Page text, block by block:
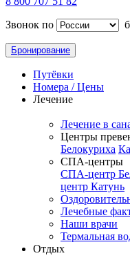
Звонок по
Бронирование
Путёвки
Номера / Цены
Лечение
Лечение в
Центры
Белокуриха
СПА-центры
СПА-центр
центр Катунь
Лечебные
Наши врачи
Термальная
Отдых